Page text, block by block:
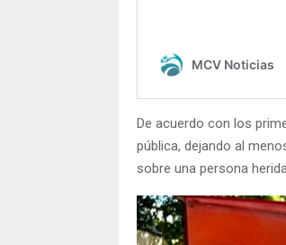
De acuerdo con los
pública, dejando al
sobre una persona